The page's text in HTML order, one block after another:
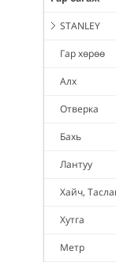
STANLEY
Гар хөрөө
Алх
Отверка
Бахь
Лантуу
Хайч,
Хутга
Метр